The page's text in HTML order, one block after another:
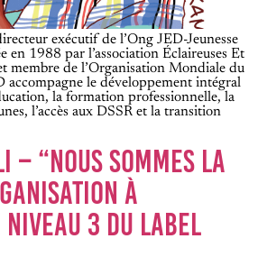
exécutif de l’Ong JED-Jeunesse
en 1988 par l’association Éclaireuses Et
membre de l’Organisation Mondiale du
accompagne le développement intégral
la formation professionnelle, la
l’accès aux DSSR et la transition
– “NOUS SOMMES LA
À
3 DU LABEL